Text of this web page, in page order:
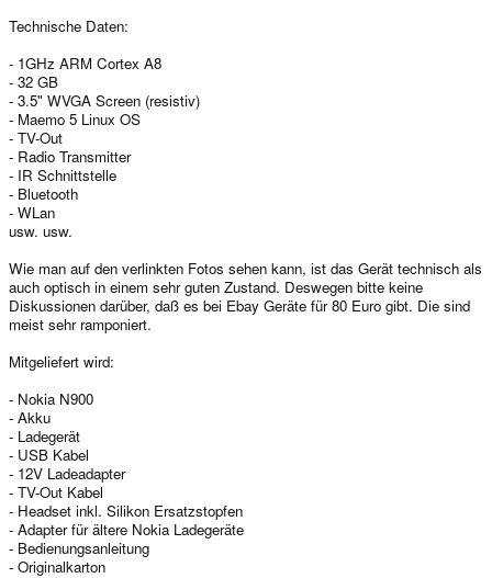
Technische Daten:
- 1GHz ARM Cortex A8
- 32 GB
- 3.5" WVGA Screen (resistiv)
- Maemo 5 Linux OS
- TV-Out
- Radio Transmitter
- IR Schnittstelle
- Bluetooth
- WLan
usw. usw.
Wie man auf den verlinkten Fotos sehen kann, ist das Gerät technisch als
auch optisch in einem sehr guten Zustand. Deswegen bitte keine
Diskussionen darüber, daß es bei Ebay Geräte für 80 Euro gibt. Die sind
meist sehr ramponiert.
Mitgeliefert wird:
- Nokia N900
- Akku
- Ladegerät
- USB Kabel
- 12V Ladeadapter
- TV-Out Kabel
- Headset inkl. Silikon Ersatzstopfen
- Adapter für ältere Nokia Ladegeräte
- Bedienungsanleitung
- Originalkarton